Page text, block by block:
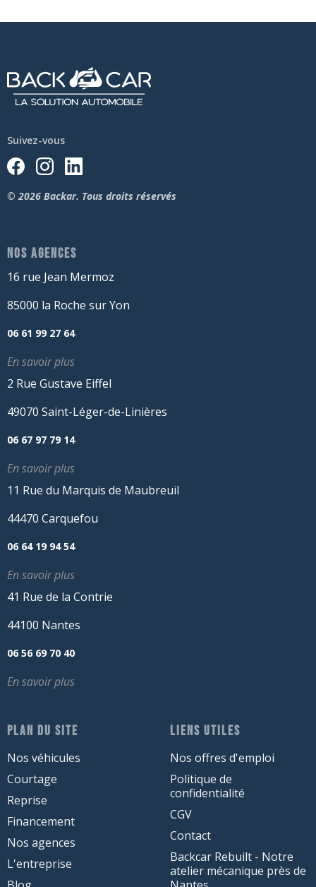
Suivez-vous
© 2026 Backar. Tous droits réservés
NOS AGENCES
16 rue Jean Mermoz
85000 la Roche sur Yon
06 61 99 27 64
En savoir plus
2 Rue Gustave Eiffel
49070 Saint-Léger-de-Linières
06 67 97 79 14
En savoir plus
11 Rue du Marquis de Maubreuil
44470 Carquefou
06 64 19 94 54
En savoir plus
41 Rue de la Contrie
44100 Nantes
06 56 69 70 40
En savoir plus
PLAN DU SITE
Nos véhicules
Courtage
Reprise
Financement
Nos agences
L'entreprise
LIENS UTILES
Nos offres d'emploi
Politique de
confidentialité
CGV
Contact
Backcar Rebuilt - Notre
atelier mécanique près de